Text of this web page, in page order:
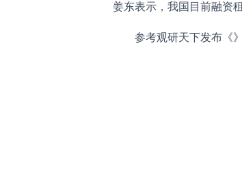
姜东表示，我国目前融资
参考观研天下发布《》